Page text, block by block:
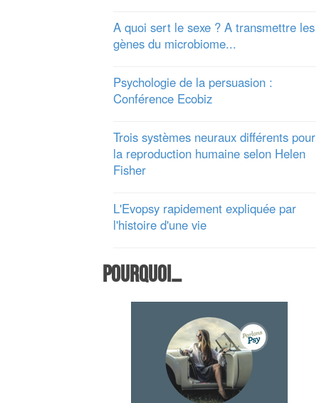
A quoi sert le sexe ? A transmettre les
gènes du microbiome...
Psychologie de la persuasion :
Conférence Ecobiz
Trois systèmes neuraux différents pour
la reproduction humaine selon Helen
Fisher
L'Evopsy rapidement expliquée par
l'histoire d'une vie
Pourquoi…